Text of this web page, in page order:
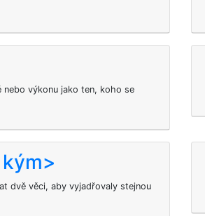
nebo výkonu jako ten, koho se
dvě věci, aby vyjadřovaly stejnou